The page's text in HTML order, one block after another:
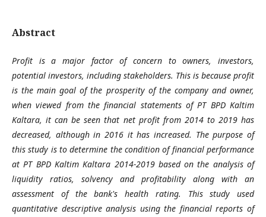
Abstract
Profit is a major factor of concern to owners, investors,
potential investors, including stakeholders. This is because profit
is the main goal of the prosperity of the company and owner,
when viewed from the financial statements of PT BPD Kaltim
Kaltara, it can be seen that net profit from 2014 to 2019 has
decreased, although in 2016 it has increased. The purpose of
this study is to determine the condition of financial performance
at PT BPD Kaltim Kaltara 2014-2019 based on the analysis of
liquidity ratios, solvency and profitability along with an
assessment of the bank's health rating. This study used
quantitative descriptive analysis using the financial reports of